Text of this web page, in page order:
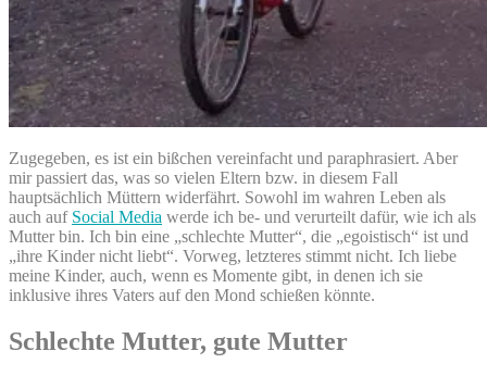
Zugegeben, es ist ein bißchen vereinfacht und paraphrasiert. Aber
mir passiert das, was so vielen Eltern bzw. in diesem Fall
hauptsächlich Müttern widerfährt. Sowohl im wahren Leben als
auch auf Social Media werde ich be- und verurteilt dafür, wie ich als
Mutter bin. Ich bin eine „schlechte Mutter“, die „egoistisch“ ist und
„ihre Kinder nicht liebt“. Vorweg, letzteres stimmt nicht. Ich liebe
meine Kinder, auch, wenn es Momente gibt, in denen ich sie
inklusive ihres Vaters auf den Mond schießen könnte.
Schlechte Mutter, gute Mutter